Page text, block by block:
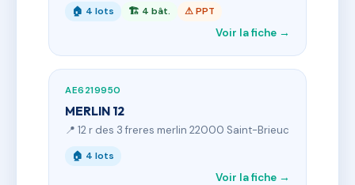
🏠 4 lots 🏗 4 bât. ⚠ PPT
Voir la fiche →
AE6219950
MERLIN 12
📍 12 r des 3 freres merlin 22000 Saint-Brieuc
🏠 4 lots
Voir la fiche →